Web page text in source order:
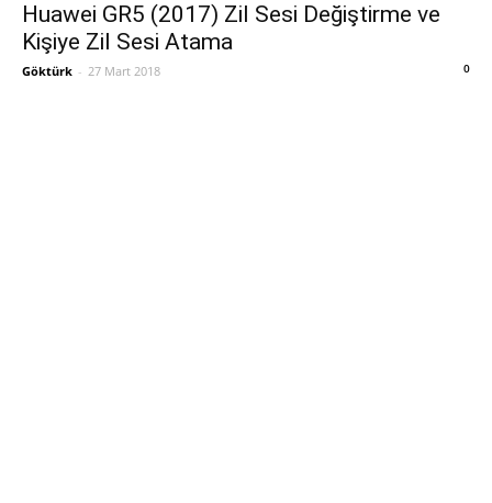
Huawei GR5 (2017) Zil Sesi Değiştirme ve
Kişiye Zil Sesi Atama
Göktürk - 27 Mart 2018 0